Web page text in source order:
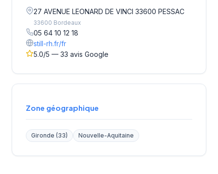
27 AVENUE LEONARD DE VINCI 33600 PESSAC
33600 Bordeaux
05 64 10 12 18
still-rh.fr/fr
5.0/5 — 33 avis Google
Zone géographique
Gironde (33) Nouvelle-Aquitaine